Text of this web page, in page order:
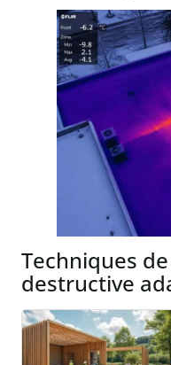
Techniques
destructive